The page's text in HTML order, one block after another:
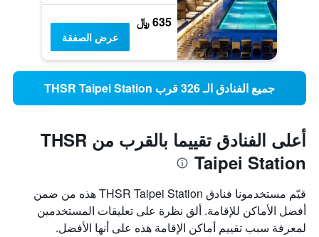
635 ﷼
عرض الصفقة
جميع الفنادق الـ 326 قرب THSR Taipei Station
أعلى الفنادق تقييما بالقرب من THSR
Taipei Station
قيّم مستخدمونا فنادق THSR Taipei Station هذه من ضمن
أفضل الأماكن للإقامة. ألق نظرة على تعليقات المستخدمين
لمعرفة سبب تقييم أماكن الإقامة هذه على أنها الأفضل.